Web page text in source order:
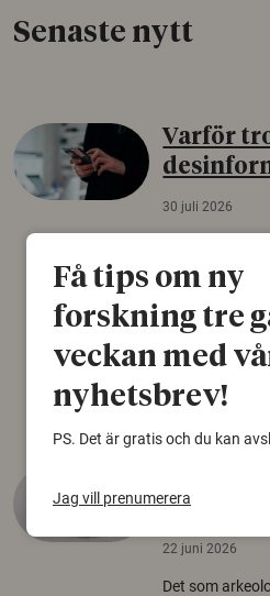
Senaste nytt
Varför
30 juli 2026
för rysk
från
europeiska
äldsta sko
22 juni 2026
Det som
Få tips om ny
forskning tre
veckan med
nyhetsbrev!
PS. Det är gratis och du kan
Jag vill prenumerera